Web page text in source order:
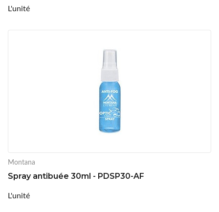
L'unité
Montana
Spray antibuée 30ml - PDSP30-AF
L'unité